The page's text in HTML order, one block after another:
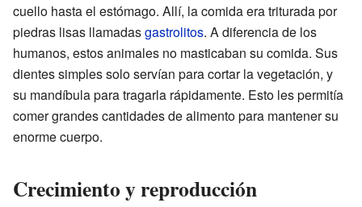
cuello hasta el estómago. Allí, la comida era triturada por
piedras lisas llamadasgastrolitos. A diferencia de los
humanos, estos animales no masticaban su comida. Sus
dientes simples solo servían para cortar la vegetación, y
su mandíbula para tragarla rápidamente. Esto les permitía
comer grandes cantidades de alimento para mantener su
enorme cuerpo.
Crecimiento y reproducción